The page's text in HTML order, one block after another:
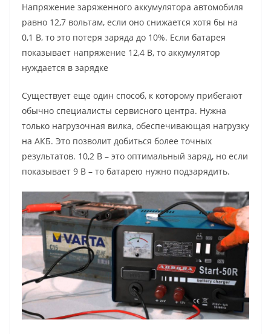
Напряжение заряженного аккумулятора автомобиля
равно 12,7 вольтам, если оно снижается хотя бы на
0,1 В, то это потеря заряда до 10%. Если батарея
показывает напряжение 12,4 В, то аккумулятор
нуждается в зарядке
Существует еще один способ, к которому прибегают
обычно специалисты сервисного центра. Нужна
только нагрузочная вилка, обеспечивающая нагрузку
на АКБ. Это позволит добиться более точных
результатов. 10,2 В – это оптимальный заряд, но если
показывает 9 В – то батарею нужно подзарядить.